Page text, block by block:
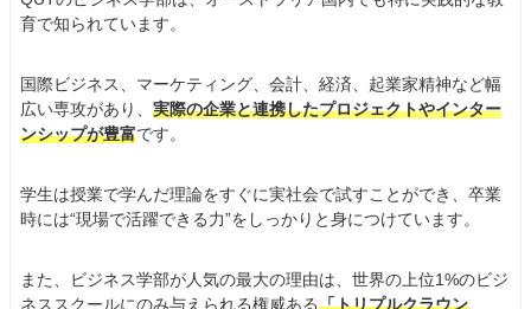
育で知られています。
国際ビジネス、マーケティング、会計、経済、起業家精神など幅
広い専攻があり、 実際の企業と連携したプロジェクトやインター
ンシップが豊富です。
学生は授業で学んだ理論をすぐに実社会で試すことができ、卒業
時には“現場で活躍できる力”をしっかりと身につけています。
また、ビジネス学部が人気の最大の理由は、世界の上位1%のビジ
ネススクールにのみ与えられる権威ある「トリプルクラウン